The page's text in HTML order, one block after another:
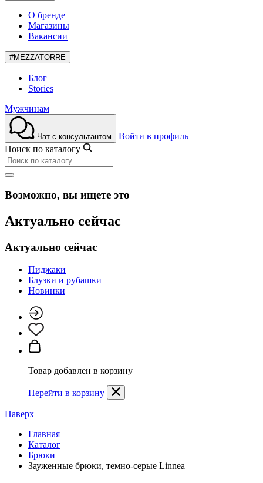
О бренде
Магазины
Вакансии
#MEZZATORRE
Блог
Stories
Мужчинам
Чат с консультантом
Войти в профиль
Поиск по каталогу
Возможно, вы ищете это
Актуально сейчас
Актуально сейчас
Пиджаки
Блузки и рубашки
Новинки
Товар добавлен в корзину
Перейти в корзину
Наверх
Главная
Каталог
Брюки
Зауженные брюки, темно-серые Linnea